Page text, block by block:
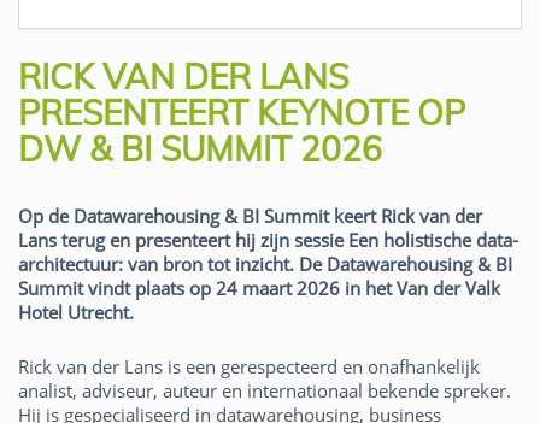
RICK VAN DER LANS
PRESENTEERT KEYNOTE OP
DW & BI SUMMIT 2026
Op de Datawarehousing & BI Summit keert Rick van der
Lans terug en presenteert hij zijn sessie Een holistische data-
architectuur: van bron tot inzicht. De Datawarehousing & BI
Summit vindt plaats op 24 maart 2026 in het Van der Valk
Hotel Utrecht.
Rick van der Lans is een gerespecteerd en onafhankelijk
analist, adviseur, auteur en internationaal bekende spreker.
Hij is gespecialiseerd in datawarehousing, business